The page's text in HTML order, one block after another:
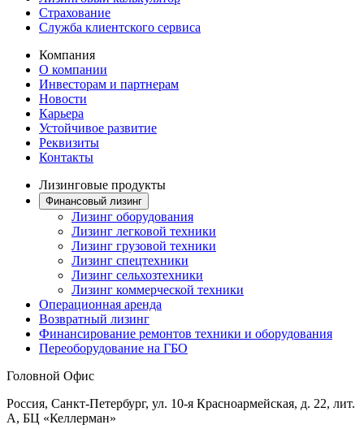
Страхование
Служба клиентского сервиса
Компания
О компании
Инвесторам и партнерам
Новости
Карьера
Устойчивое развитие
Реквизиты
Контакты
Лизинговые продукты
Финансовый лизинг
Лизинг оборудования
Лизинг легковой техники
Лизинг грузовой техники
Лизинг спецтехники
Лизинг сельхозтехники
Лизинг коммерческой техники
Операционная аренда
Возвратный лизинг
Финансирование ремонтов техники и оборудования
Переоборудование на ГБО
Головной Офис
Россия, Санкт-Петербург, ул. 10-я Красноармейская, д. 22, лит.
А, БЦ «Келлерман»